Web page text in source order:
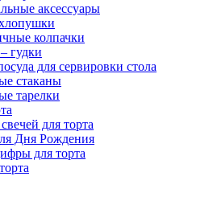
аксессуары
колпачки
гудки
для сервировки стола
стаканы
тарелки
для торта
Дня Рождения
для торта